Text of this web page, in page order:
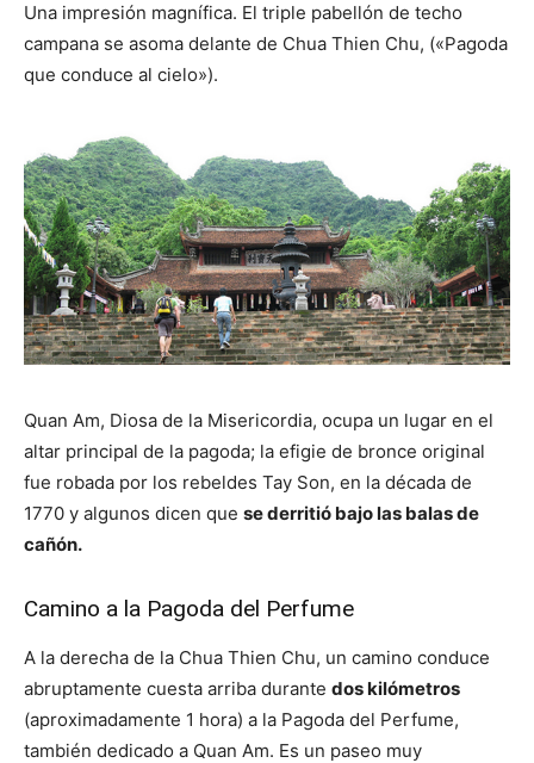
Una impresión magnífica. El triple pabellón de techo
campana se asoma delante de Chua Thien Chu, («Pagoda
que conduce al cielo»).
Quan Am, Diosa de la Misericordia, ocupa un lugar en el
altar principal de la pagoda; la efigie de bronce original
fue robada por los rebeldes Tay Son, en la década de
1770 y algunos dicen que se derritió bajo las balas de
cañón.
Camino a la Pagoda del Perfume
A la derecha de la Chua Thien Chu, un camino conduce
abruptamente cuesta arriba durante dos kilómetros
(aproximadamente 1 hora) a la Pagoda del Perfume,
también dedicado a Quan Am. Es un paseo muy